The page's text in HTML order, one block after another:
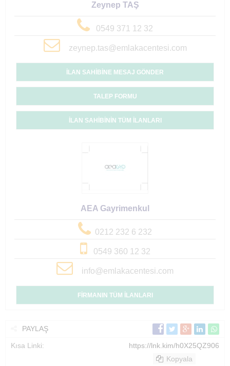
Zeynep TAŞ
0549 371 12 32
zeynep.tas@emlakacentesi.com
İLAN SAHİBİNE MESAJ GÖNDER
TALEP FORMU
İLAN SAHİBİNİN TÜM İLANLARI
AEA Gayrimenkul
0212 232 6 232
0549 360 12 32
info@emlakacentesi.com
FİRMANIN TÜM İLANLARI
PAYLAŞ
Kısa Linki:
https://lnk.kim/h0X25QZ906
Kopyala